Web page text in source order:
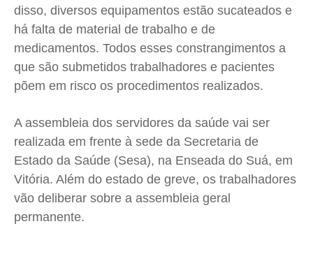
disso, diversos equipamentos estão sucateados e
há falta de material de trabalho e de
medicamentos. Todos esses constrangimentos a
que são submetidos trabalhadores e pacientes
põem em risco os procedimentos realizados.
A assembleia dos servidores da saúde vai ser
realizada em frente à sede da Secretaria de
Estado da Saúde (Sesa), na Enseada do Suá, em
Vitória. Além do estado de greve, os trabalhadores
vão deliberar sobre a assembleia geral
permanente.